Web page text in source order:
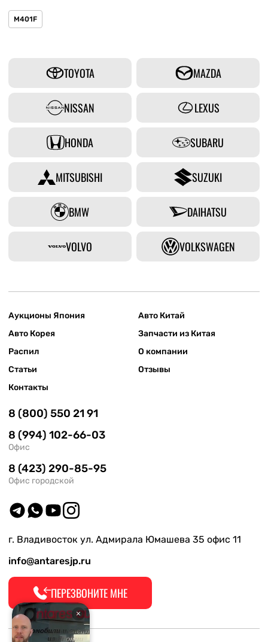
M401F
TOYOTA MAZDA
NISSAN LEXUS
HONDA SUBARU
MITSUBISHI SUZUKI
BMW DAIHATSU
VOLVO VOLKSWAGEN
Аукционы Япония
Авто Китай
Авто Корея
Запчасти из Китая
Распил
О компании
Статьи
Отзывы
Контакты
8 (800) 550 21 91
8 (994) 102-66-03
Офис
8 (423) 290-85-95
Офис городской
г. Владивосток ул. Адмирала Юмашева 35 офис 11
info@antaresjp.ru
ПЕРЕЗВОНИТЕ МНЕ